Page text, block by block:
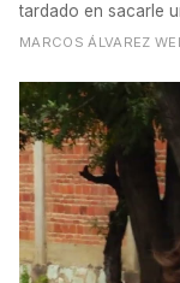
tardado en sacarle
MARCOS ÁLVAREZ